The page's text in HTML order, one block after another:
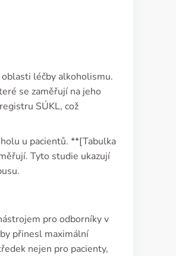
léčby alkoholismu.
se zaměřují na jeho
SÚKL, což
u pacientů. **[Tabulka
Tyto studie ukazují
pro odborníky v
přinesl maximální
nejen pro pacienty,